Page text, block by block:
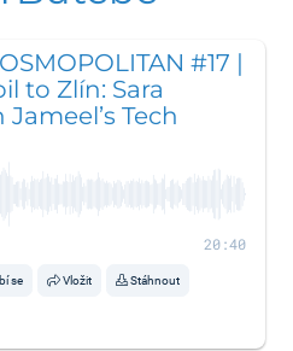
#17 |
to Zlín: Sara
Tech
20:40
se Vložit Stáhnout